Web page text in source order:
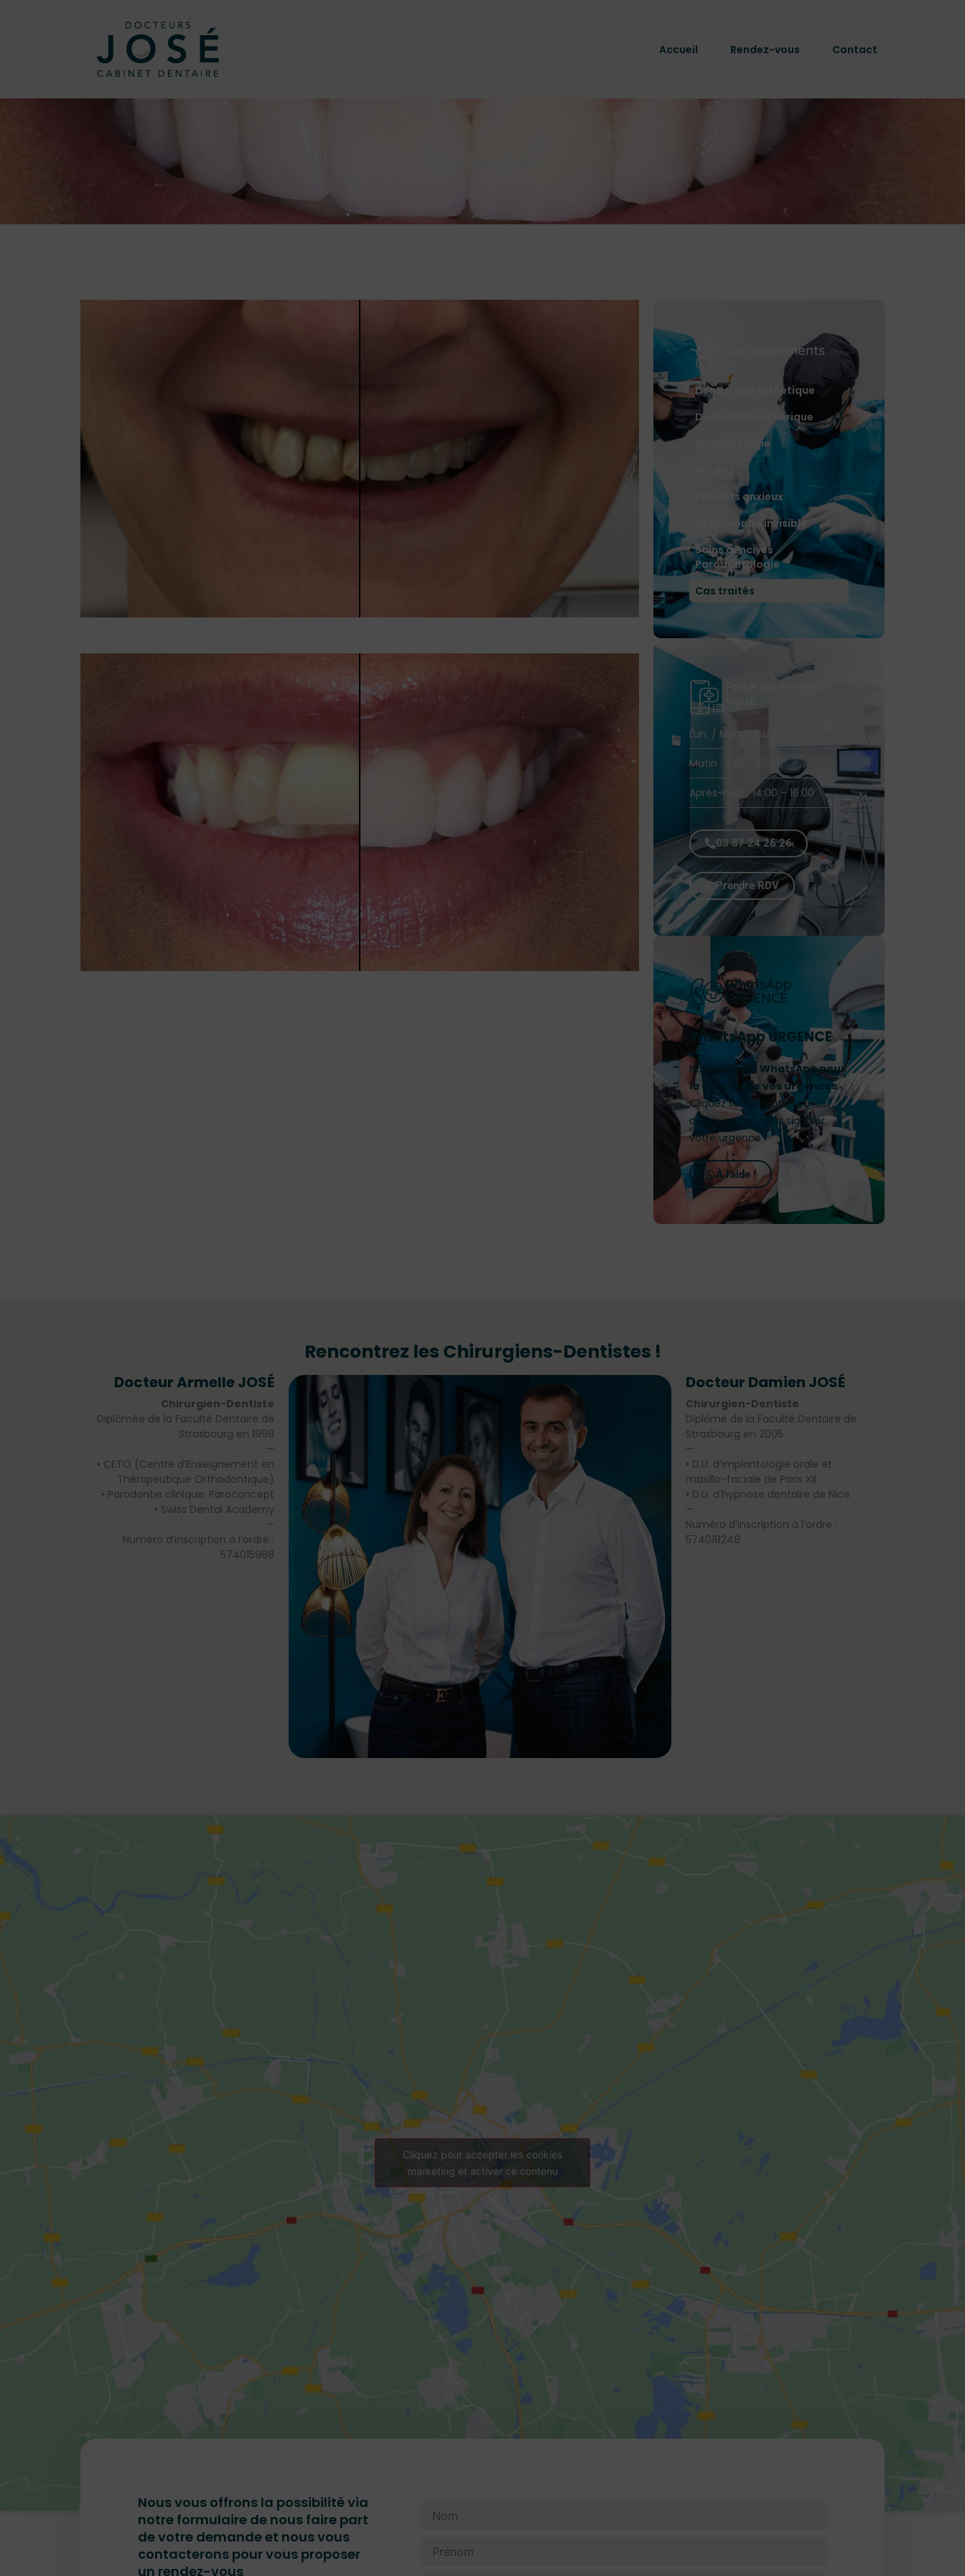
Accueil Rendez-vous Contact
Les traitements
Dentisterie esthétique
Dentisterie numérique
Implantologie
Patients anxieux
Orthodontie invisible
Soins gencives
Parodontologie
Cas traités
Lun. / Mar. / Jeu. / Ven.
Matin : 8:10 – 10:00
Après-midi : 14:00 – 16:00
03 87 24 26 26
Prendre RDV
WhatsApp
URGENCE
WhatsApp URGENCE
Nous utilisons WhatsApp pour
la gestion de vos urgences.
Cliquez sur le bouton ci-
dessous pour nous signaler
votre urgence !
À l'aide !
Rencontrez les Chirurgiens-Dentistes !
Docteur Armelle JOSÉ
Chirurgien-Dentiste
Diplômée de la Faculté Dentaire de
Strasbourg en 1998
—
• CETO (Centre d’Enseignement en
Thérapeutique Orthodontique)
• Parodontie clinique: Paroconcept
• Swiss Dental Academy
—
Numéro d’inscription à l’ordre :
574015988
Docteur Damien JOSÉ
Chirurgien-Dentiste
Diplômé de la Faculté Dentaire de
Strasbourg en 2005
—
• D.U. d’implantologie orale et
maxillo-faciale de Paris XII
• D.U. d’hypnose dentaire de Nice
—
Numéro d’inscription à l’ordre :
574018248
Cliquez pour accepter les cookies
marketing et activer ce contenu
Nous vous offrons la possibilité via
notre formulaire de nous faire part
de votre demande et nous vous
contacterons pour vous proposer
un rendez-vous